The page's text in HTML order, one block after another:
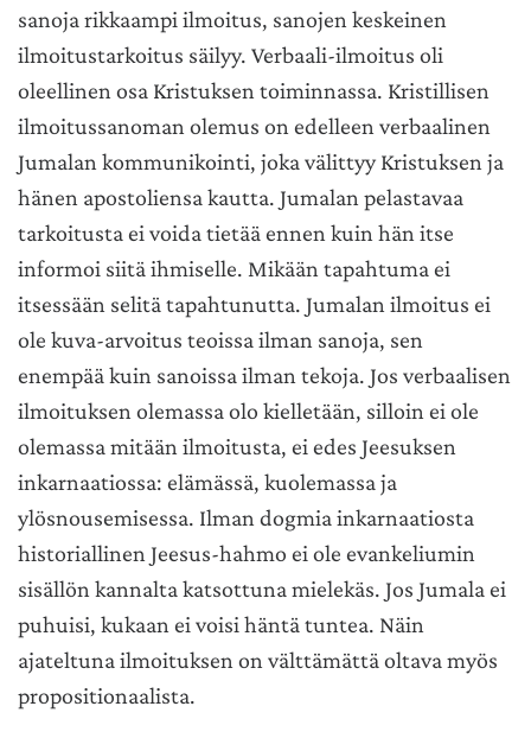
sanoja rikkaampi ilmoitus, sanojen keskeinen
ilmoitustarkoitus säilyy. Verbaali-ilmoitus oli
oleellinen osa Kristuksen toiminnassa. Kristillisen
ilmoitussanoman olemus on edelleen verbaalinen
Jumalan kommunikointi, joka välittyy Kristuksen ja
hänen apostoliensa kautta. Jumalan pelastavaa
tarkoitusta ei voida tietää ennen kuin hän itse
informoi siitä ihmiselle. Mikään tapahtuma ei
itsessään selitä tapahtunutta. Jumalan ilmoitus ei
ole kuva-arvoitus teoissa ilman sanoja, sen
enempää kuin sanoissa ilman tekoja. Jos verbaalisen
ilmoituksen olemassa olo kielletään, silloin ei ole
olemassa mitään ilmoitusta, ei edes Jeesuksen
inkarnaatiossa: elämässä, kuolemassa ja
ylösnousemisessa. Ilman dogmia inkarnaatiosta
historiallinen Jeesus-hahmo ei ole evankeliumin
sisällön kannalta katsottuna mielekäs. Jos Jumala ei
puhuisi, kukaan ei voisi häntä tuntea. Näin
ajateltuna ilmoituksen on välttämättä oltava myös
propositionaalista.